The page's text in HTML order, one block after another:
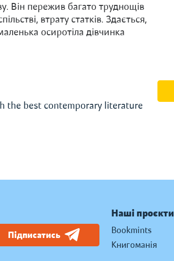
Він пережив багато труднощів
втрату статків. Здається,
осиротіла дівчинка
the best contemporary literature
Підписатись
Наші проєкти
Bookmints
Книгоманія